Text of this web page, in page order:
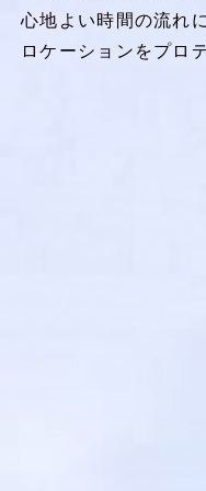
心地よい時間の流れ
ロケーションをプロ